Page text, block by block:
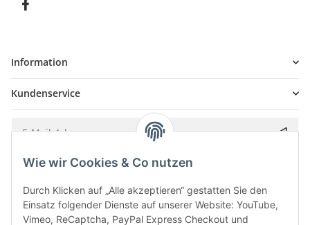
Information
Kundenservice
Bitte senden Sie mir entsprechend IhrerDatenschutzerklärung
Wie wir Cookies & Co nutzen
Durch Klicken auf „Alle akzeptieren“ gestatten Sie den
Einsatz folgender Dienste auf unserer Website: YouTube,
Vimeo, ReCaptcha, PayPal Express Checkout und